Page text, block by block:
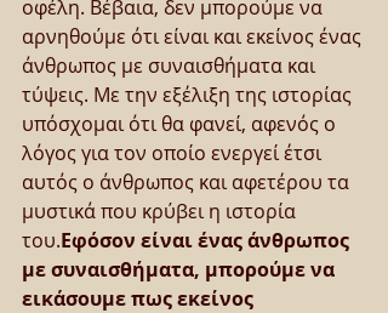
οφέλη. Βέβαια, δεν μπορούμε να
αρνηθούμε ότι είναι και εκείνος ένας
άνθρωπος με συναισθήματα και
τύψεις. Με την εξέλιξη της ιστορίας
υπόσχομαι ότι θα φανεί, αφενός ο
λόγος για τον οποίο ενεργεί έτσι
αυτός ο άνθρωπος και αφετέρου τα
μυστικά που κρύβει η ιστορία
του.Εφόσον είναι ένας άνθρωπος
με συναισθήματα, μπορούμε να
εικάσουμε πως εκείνος